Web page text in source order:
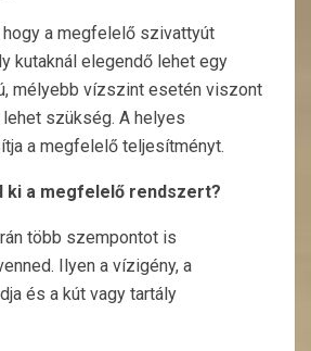
hogy a megfelelő szivattyút
kutaknál elegendő lehet egy
mélyebb vízszint esetén viszont
szükség. A helyes
a megfelelő teljesítményt.
ki a megfelelő rendszert?
több szempontot is
Ilyen a vízigény, a
és a kút vagy tartály